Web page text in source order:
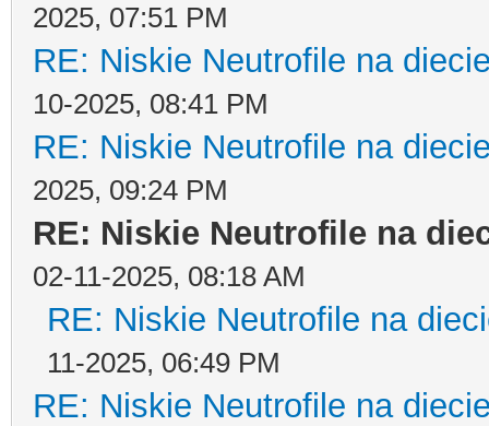
2025, 07:51 PM
RE: Niskie Neutrofile na
10-2025, 08:41 PM
RE: Niskie Neutrofile na
2025, 09:24 PM
RE: Niskie Neutrofile na
02-11-2025, 08:18 AM
RE: Niskie Neutrofile na
11-2025, 06:49 PM
RE: Niskie Neutrofile na